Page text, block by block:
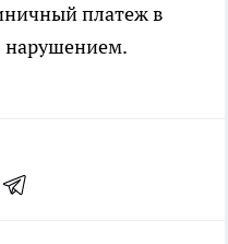
платеж в
нарушением.